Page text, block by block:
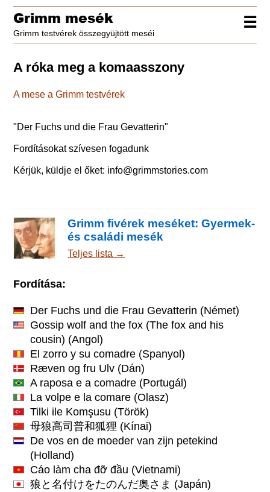
☰
Grimm mesék
Grimm testvérek összegyüjtött meséi
A róka meg a komaasszony
A mese a Grimm testvérek
"Der Fuchs und die Frau Gevatterin"
Fordításokat szívesen fogadunk
Kérjük, küldje el őket: info@grimmstories.com
Grimm fivérek meséket: Gyermek-
és családi mesék
Teljes lista →
Fordítása:
Der Fuchs und die Frau Gevatterin (Német)
Gossip wolf and the fox (The fox and his
cousin) (Angol)
El zorro y su comadre (Spanyol)
Ræven og fru Ulv (Dán)
A raposa e a comadre (Portugál)
La volpe e la comare (Olasz)
Tilki ile Komşusu (Török)
母狼高司普和狐狸 (Kínai)
De vos en de moeder van zijn petekind
(Holland)
Cáo làm cha đỡ đầu (Vietnami)
狼と名付けをたのんだ奥さま (Japán)